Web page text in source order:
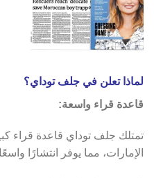
لماذا تعلن في جلف توداي؟
قاعدة قراء واسعة:
تمتلك جلف توداي قاعدة قراء
الإمارات، مما يوفر انتشارًا